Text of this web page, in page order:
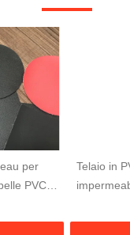
per
PVC,
20X20
Telaio in
ad alta